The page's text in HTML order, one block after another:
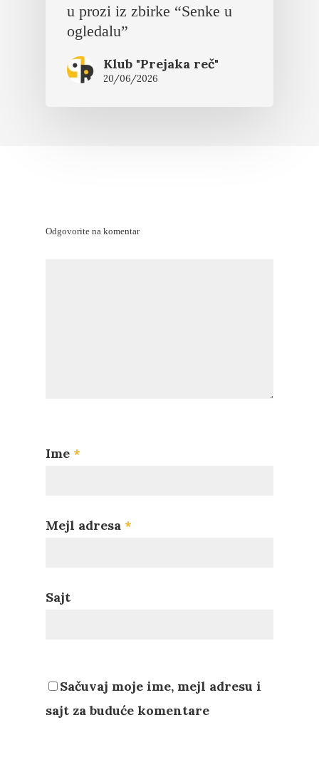
u prozi iz zbirke “Senke u
ogledalu”
Klub "Prejaka reč"
20/06/2026
Odgovorite na komentar
Ime *
Mejl adresa *
Sajt
Sačuvaj moje ime, mejl adresu i
sajt za buduće komentare